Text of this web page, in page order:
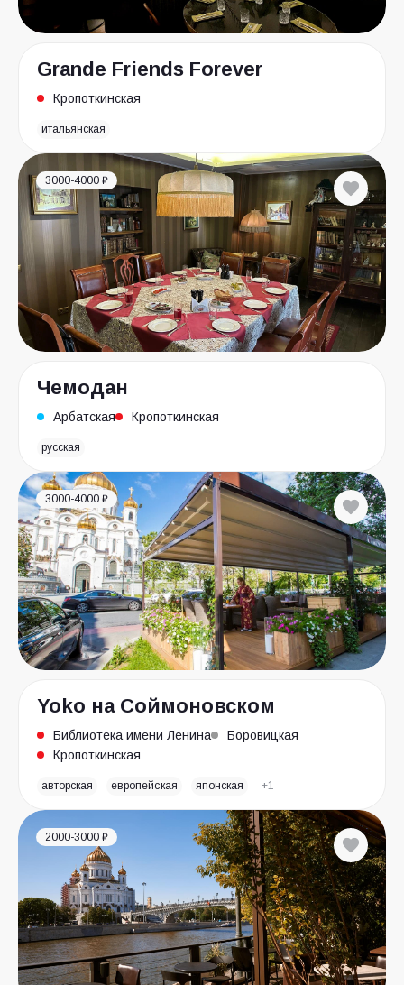
Grande Friends Forever
Кропоткинская
итальянская
3000-4000 ₽
Чемодан
Арбатская Кропоткинская
русская
3000-4000 ₽
Yokо на Соймоновском
Библиотека имени Ленина
Боровицкая
Кропоткинская
авторская европейская японская +1
2000-3000 ₽